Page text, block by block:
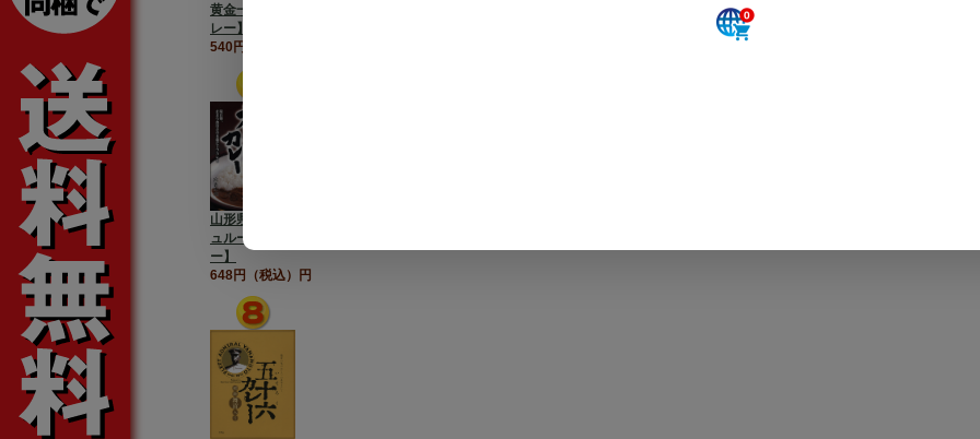
黄金一味仕込みのビーフカ
レー】
540円（税込）円
山形県産黒毛和牛 マッシ
ュルーム入り【極旨カレ
ー】
648円（税込）円